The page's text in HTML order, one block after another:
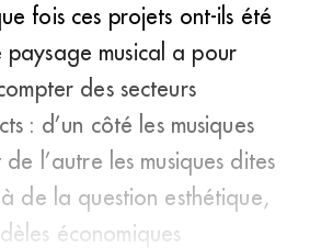
fois ces projets ont-ils été
paysage musical a pour
des secteurs
: d’un côté les musiques
l’autre les musiques dites
de la question esthétique,
économiques